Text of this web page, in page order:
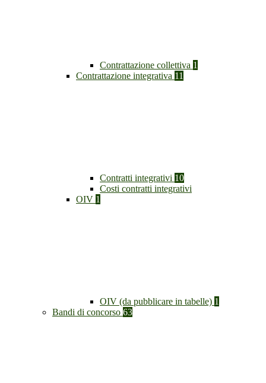
Contrattazione collettiva 1
Contrattazione integrativa 11
Contratti integrativi 10
Costi contratti integrativi
OIV 1
OIV (da pubblicare in tabelle) 1
Bandi di concorso 63